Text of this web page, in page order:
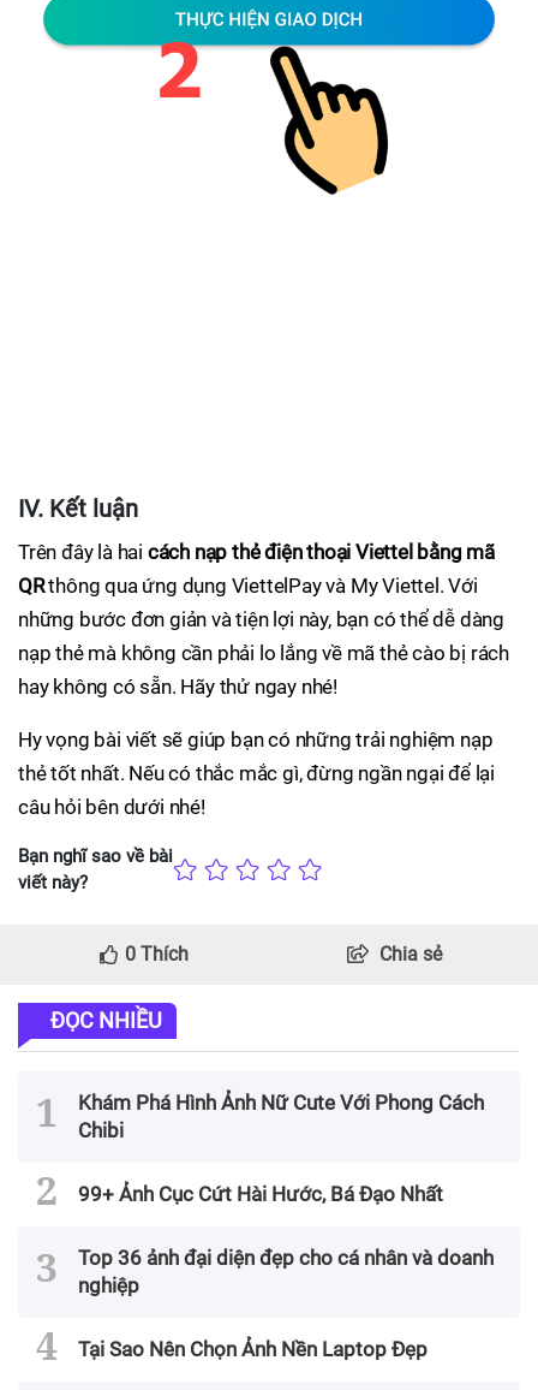
IV. Kết luận
Trên đây là hai cách nạp thẻ điện thoại Viettel bằng mã
QRthông qua ứng dụng ViettelPay và My Viettel. Với
những bước đơn giản và tiện lợi này, bạn có thể dễ dàng
nạp thẻ mà không cần phải lo lắng về mã thẻ cào bị rách
hay không có sẵn. Hãy thử ngay nhé!
Hy vọng bài viết sẽ giúp bạn có những trải nghiệm nạp
thẻ tốt nhất. Nếu có thắc mắc gì, đừng ngần ngại để lại
câu hỏi bên dưới nhé!
Bạn nghĩ sao về bài
viết này?
0 Thích Chia sẻ
ĐỌC NHIỀU
Khám Phá Hình Ảnh Nữ Cute Với Phong Cách
Chibi
99+ Ảnh Cục Cứt Hài Hước, Bá Đạo Nhất
Top 36 ảnh đại diện đẹp cho cá nhân và doanh
nghiệp
Tại Sao Nên Chọn Ảnh Nền Laptop Đẹp